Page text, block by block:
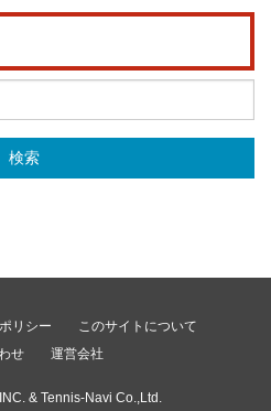
リシー
このサイトについて
せ
運営会社
& Tennis-Navi Co.,Ltd.